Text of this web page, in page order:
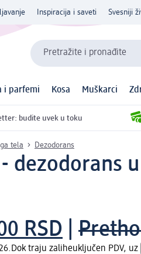
Inspiracija i saveti Svesniji
Pretražite i pronađite
i parfemi Kosa Muškarci
budite uvek u toku
tela Dezodorans
- dezodorans
RSD
Dok traju zaliheuključen PDV, uz